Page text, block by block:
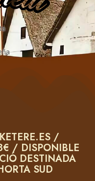
/
/ DISPONIBLE
DESTINADA
SUD